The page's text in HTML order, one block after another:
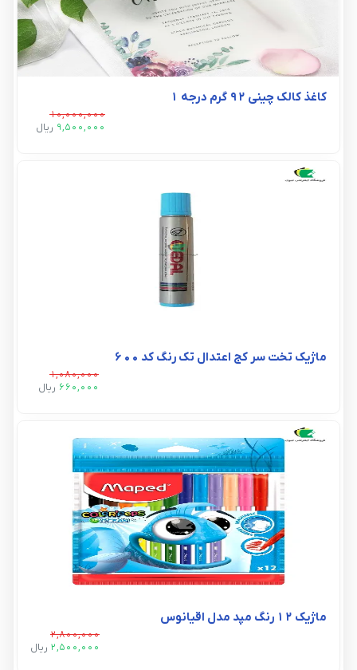
کاغذ کالک چینی 92 گرم درجه 1
10,000,000
9,500,000 ريال
ماژیک تخت سر کج اعتدال تک رنگ کد 600
1,080,000
660,000 ريال
ماژیک 12 رنگ مپد مدل اقیانوس
2,800,000
2,500,000 ريال